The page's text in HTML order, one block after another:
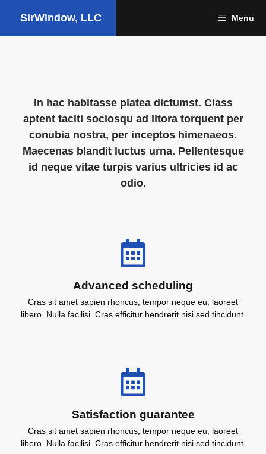
SirWindow, LLC Menu
In hac habitasse platea dictumst. Class
aptent taciti sociosqu ad litora torquent per
conubia nostra, per inceptos himenaeos.
Maecenas blandit luctus urna. Pellentesque
id neque vitae turpis varius ultricies id ac
odio.
Advanced scheduling
Cras sit amet sapien rhoncus, tempor neque eu, laoreet
libero. Nulla facilisi. Cras efficitur hendrerit nisi sed tincidunt.
Satisfaction guarantee
Cras sit amet sapien rhoncus, tempor neque eu, laoreet
libero. Nulla facilisi. Cras efficitur hendrerit nisi sed tincidunt.